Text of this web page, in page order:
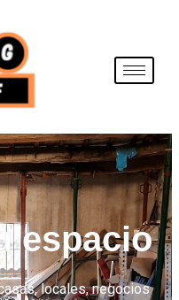
espacio
locales, negocios